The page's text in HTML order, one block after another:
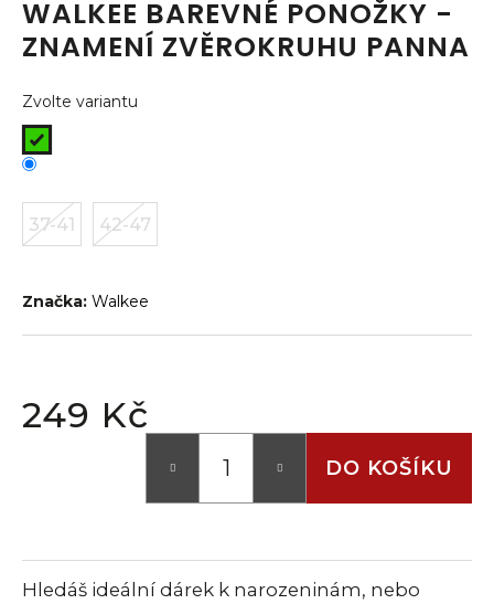
WALKEE BAREVNÉ PONOŽKY -
ZNAMENÍ ZVĚROKRUHU PANNA
Zvolte variantu
37-41 42-47
Značka: Walkee
249 Kč
DO KOŠÍKU
Hledáš ideální dárek k narozeninám, nebo
a
j
í
t
?
p
o
e
m